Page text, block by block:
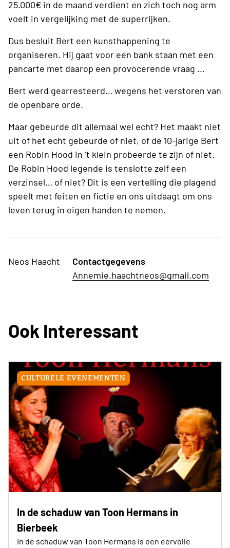
25.000€ in de maand verdient en zich toch nog arm
voelt in vergelijking met de superrijken.
Dus besluit Bert een kunsthappening te
organiseren. Hij gaat voor een bank staan met een
pancarte met daarop een provocerende vraag ...
Bert werd gearresteerd… wegens het verstoren van
de openbare orde.
Maar gebeurde dit allemaal wel echt? Het maakt niet
uit of het echt gebeurde of niet, of de 10-jarige Bert
een Robin Hood in ’t klein probeerde te zijn of niet.
De Robin Hood legende is tenslotte zelf een
verzinsel… of niet? Dit is een vertelling die plagend
speelt met feiten en fictie en ons uitdaagt om ons
leven terug in eigen handen te nemen.
Neos Haacht
Contactgegevens
Annemie.haachtneos@gmail.com
Ook Interessant
CULTURELE EVENEMENTEN
In de schaduw van Toon Hermans in
Bierbeek
In de schaduw van Toon Hermans is een eervolle